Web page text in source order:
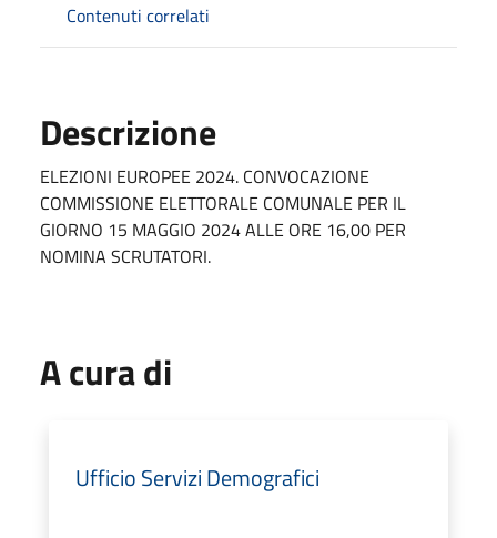
Contenuti correlati
Descrizione
ELEZIONI EUROPEE 2024. CONVOCAZIONE
COMMISSIONE ELETTORALE COMUNALE PER IL
GIORNO 15 MAGGIO 2024 ALLE ORE 16,00 PER
NOMINA SCRUTATORI.
A cura di
Ufficio Servizi Demografici